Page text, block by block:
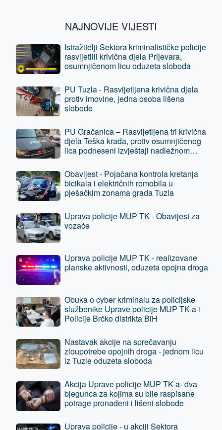
NAJNOVIJE VIJESTI
Istražitelji Sektora kriminalističke policije
rasvijetlili krivična djela Prijevara,
osumnjičenom licu oduzeta sloboda
PU Tuzla - Rasvijetljena krivična djela
protiv imovine, jedna osoba lišena
slobode
PU Gračanica – Rasvijetljena tri krivična
djela Teška krađa, protiv osumnjičenog
lica podneseni izvještaji nadležnom
Obavijest - Pojačana kontrola kretanja
bicikala i električnih romobila u
pješačkim zonama grada Tuzla
Uprava policije MUP TK - Obavijest za
vozače
Uprava policije MUP TK - realizovane
planske aktivnosti, oduzeta opojna droga
Obuka o cyber kriminalu za policijske
službenike Uprave policije MUP TK-a i
Policije Brčko distrikta BiH
Nastavak akcije na sprečavanju
zloupotrebe opojnih droga - jednom licu
iz Tuzle oduzeta sloboda
Akcija Uprave policije MUP TK-a- dva
bjegunca za kojima su bile raspisane
potrage pronađeni i lišeni slobode
Uprava policije - u akciji Sektora